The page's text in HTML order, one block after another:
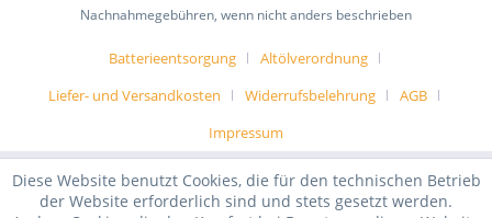
Nachnahmegebühren, wenn nicht anders beschrieben
Batterieentsorgung
Altölverordnung
Liefer- und Versandkosten
Widerrufsbelehrung
AGB
Impressum
Diese Website benutzt Cookies, die für den technischen Betrieb
der Website erforderlich sind und stets gesetzt werden.